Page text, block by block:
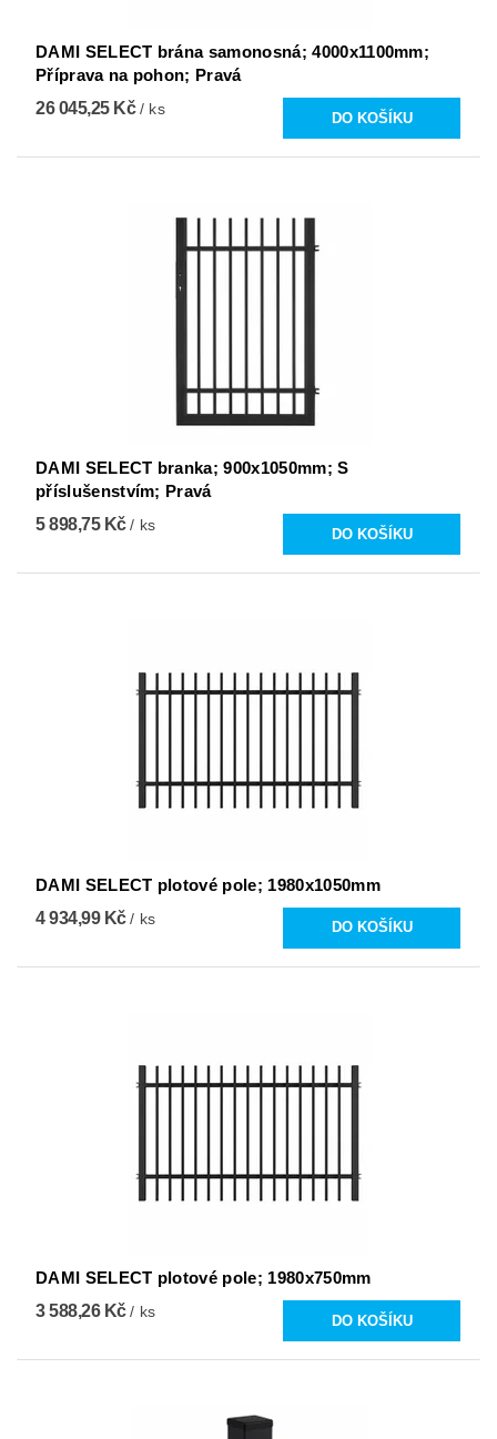
DAMI SELECT brána samonosná; 4000x1100mm;
Příprava na pohon; Pravá
26 045,25 Kč/ ks
DAMI SELECT branka; 900x1050mm; S
příslušenstvím; Pravá
5 898,75 Kč/ ks
DAMI SELECT plotové pole; 1980x1050mm
4 934,99 Kč/ ks
DAMI SELECT plotové pole; 1980x750mm
3 588,26 Kč/ ks